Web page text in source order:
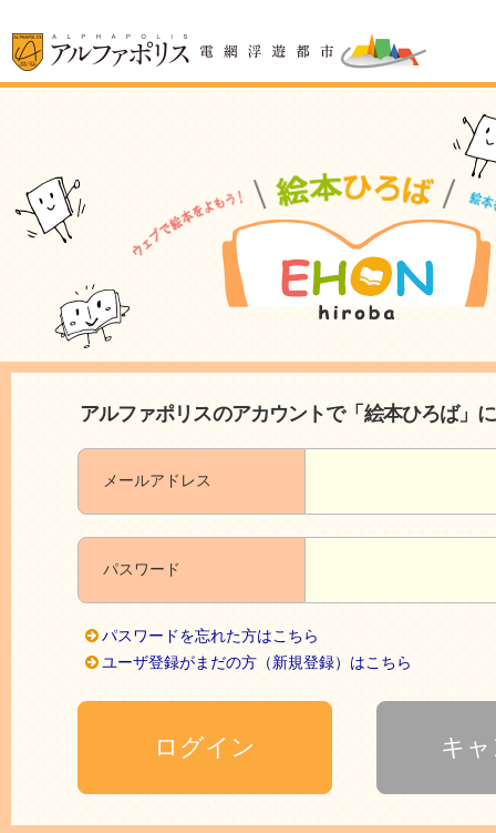
アルファポリスのアカウントで「絵本ひろば」
メールアドレス
パスワード
パスワードを忘れた方はこちら
ユーザ登録がまだの方（新規登録）はこちら